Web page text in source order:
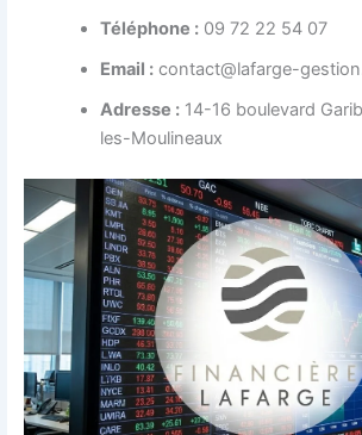
Téléphone : 09 72 22 54 07
Email : contact@lafarge-
Adresse : 14-16 boulevard
les-Moulineaux